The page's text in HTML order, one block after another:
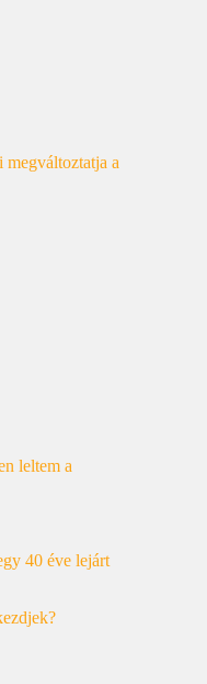
a
leltem a
40 éve lejárt